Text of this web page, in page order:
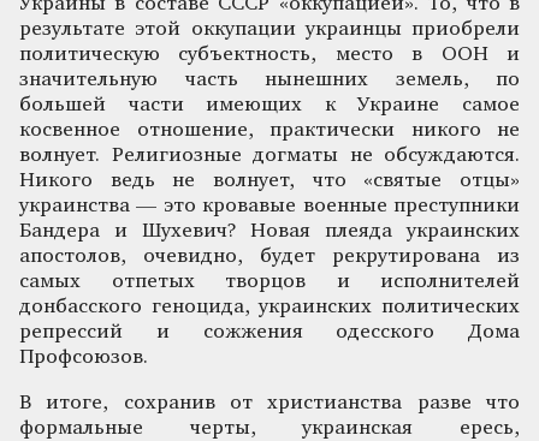
результате этой оккупации украинцы приобрели
политическую субъектность, место в ООН и
значительную часть нынешних земель, по
большей части имеющих к Украине самое
косвенное отношение, практически никого не
волнует. Религиозные догматы не обсуждаются.
Никого ведь не волнует, что «святые отцы»
украинства — это кровавые военные преступники
Бандера и Шухевич? Новая плеяда украинских
апостолов, очевидно, будет рекрутирована из
самых отпетых творцов и исполнителей
донбасского геноцида, украинских политических
репрессий и сожжения одесского Дома
Профсоюзов.
В итоге, сохранив от христианства разве что
формальные черты, украинская ересь,